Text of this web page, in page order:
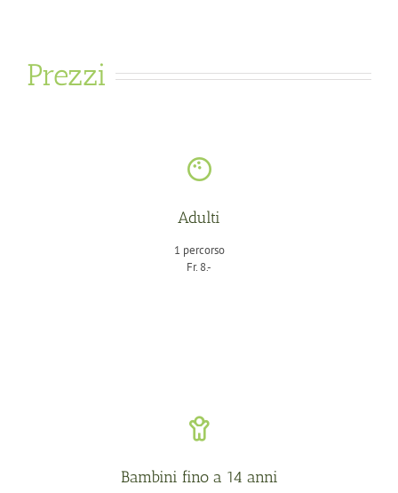
Prezzi
Adulti
1 percorso
Fr. 8.-
Bambini fino a 14 anni